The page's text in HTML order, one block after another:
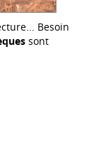
Besoin
sont